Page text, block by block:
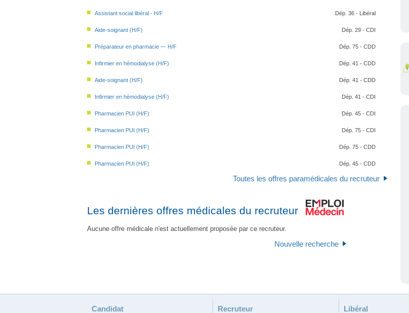
Assistant social libéral - H/F Dép. 36 - Libéral
Aide-soignant (H/F) Dép. 29 - CDI
Préparateur en pharmacie — H/F Dép. 75 - CDD
Infirmier en hémodialyse (H/F) Dép. 41 - CDD
Aide-soignant (H/F) Dép. 41 - CDD
Infirmier en hémodialyse (H/F) Dép. 41 - CDI
Pharmacien PUI (H/F) Dép. 45 - CDI
Pharmacien PUI (H/F) Dép. 75 - CDI
Pharmacien PUI (H/F) Dép. 75 - CDD
Pharmacien PUI (H/F) Dép. 45 - CDD
Toutes les offres paramédicales du recruteur
Les dernières offres médicales du recruteur
Aucune offre médicale n'est actuellement proposée par ce recruteur.
Nouvelle recherche
Candidat Recruteur Libéral